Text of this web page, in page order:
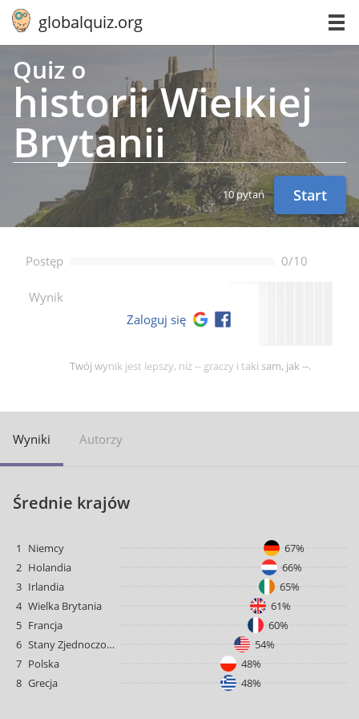
globalquiz.org
Quiz o
historii Wielkiej
Brytanii
10 pytań Start
Postęp 0/10
Wynik --
Twój wynik jest lepszy, niż -- graczy i taki sam, jak --.
Zaloguj się
Wyniki Autorzy
Średnie krajów
1 Niemcy
67%
2 Holandia
66%
3 Irlandia
65%
4 Wielka Brytania
61%
5 Francja
60%
6
Stany Zjednoczone
54%
7 Polska
48%
8 Grecja 48%